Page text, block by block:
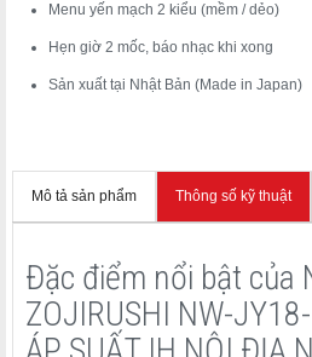
Menu yến mạch 2 kiểu (mềm / dẻo)
Hẹn giờ 2 mốc, báo nhạc khi xong
Sản xuất tại Nhật Bản (Made in Japan)
Mô tả sản phẩm Thông số kỹ thuật
Đặc điểm nổi bật của
ZOJIRUSHI NW-